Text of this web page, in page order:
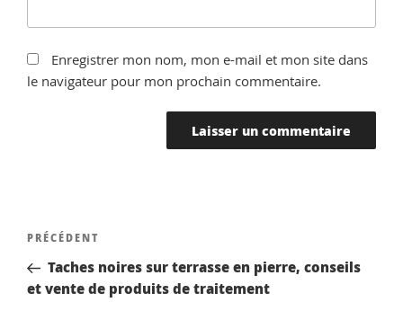
Enregistrer mon nom, mon e-mail et mon site dans
le navigateur pour mon prochain commentaire.
Navigation
l’article
Article
précédent
PRÉCÉDENT
Taches noires sur terrasse en pierre, conseils
et vente de produits de traitement